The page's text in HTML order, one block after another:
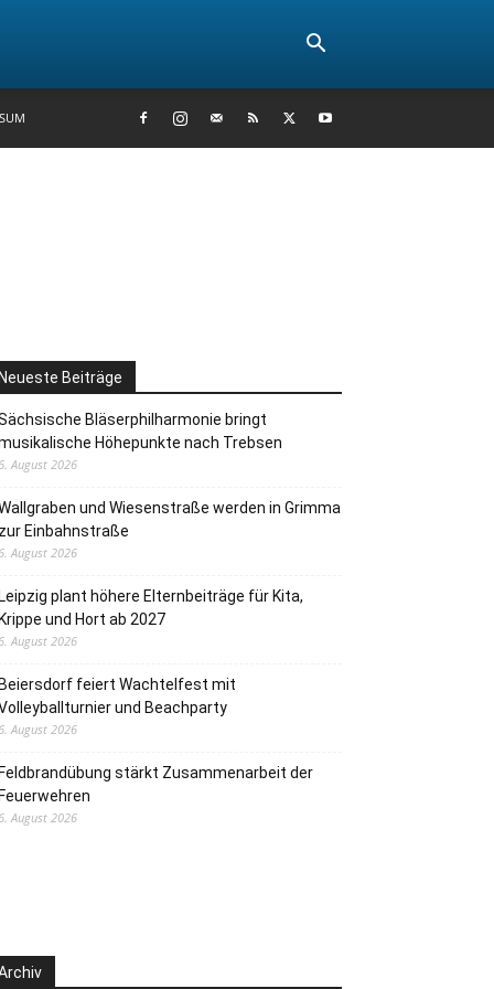
Beiträge
Bläserphilharmonie bringt
Höhepunkte nach Trebsen
August 2026
und Wiesenstraße werden in Grimma
Einbahnstraße
August 2026
plant höhere Elternbeiträge für Kita,
und Hort ab 2027
August 2026
feiert Wachtelfest mit
und Beachparty
August 2026
stärkt Zusammenarbeit der
August 2026